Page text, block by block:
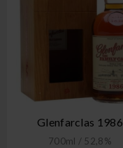
Glenfarclas 1986
700ml / 52,8%